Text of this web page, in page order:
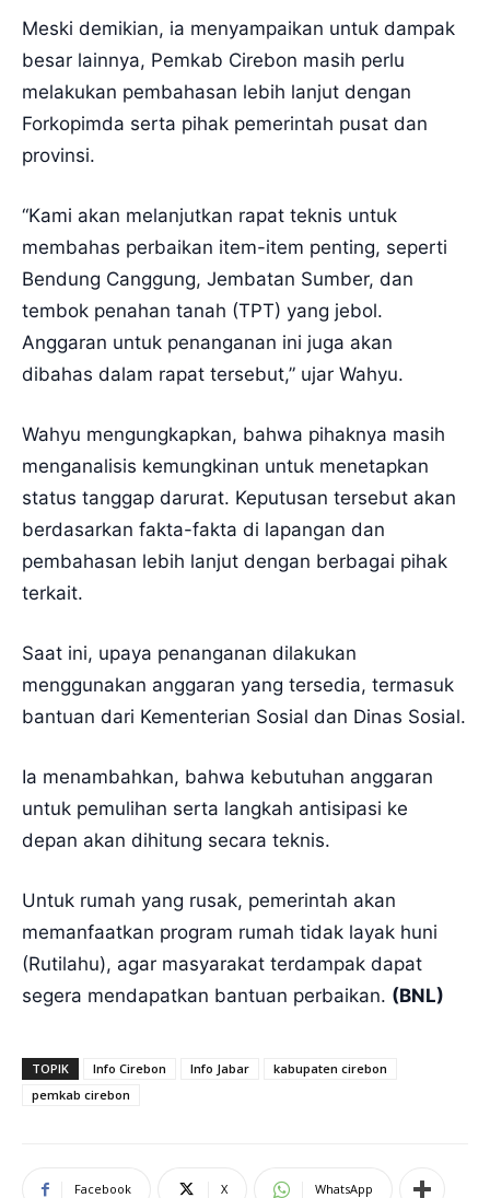
Meski demikian, ia menyampaikan untuk dampak
besar lainnya, Pemkab Cirebon masih perlu
melakukan pembahasan lebih lanjut dengan
Forkopimda serta pihak pemerintah pusat dan
provinsi.
“Kami akan melanjutkan rapat teknis untuk
membahas perbaikan item-item penting, seperti
Bendung Canggung, Jembatan Sumber, dan
tembok penahan tanah (TPT) yang jebol.
Anggaran untuk penanganan ini juga akan
dibahas dalam rapat tersebut,” ujar Wahyu.
Wahyu mengungkapkan, bahwa pihaknya masih
menganalisis kemungkinan untuk menetapkan
status tanggap darurat. Keputusan tersebut akan
berdasarkan fakta-fakta di lapangan dan
pembahasan lebih lanjut dengan berbagai pihak
terkait.
Saat ini, upaya penanganan dilakukan
menggunakan anggaran yang tersedia, termasuk
bantuan dari Kementerian Sosial dan Dinas Sosial.
Ia menambahkan, bahwa kebutuhan anggaran
untuk pemulihan serta langkah antisipasi ke
depan akan dihitung secara teknis.
Untuk rumah yang rusak, pemerintah akan
memanfaatkan program rumah tidak layak huni
(Rutilahu), agar masyarakat terdampak dapat
segera mendapatkan bantuan perbaikan. (BNL)
TOPIK Info Cirebon Info Jabar
kabupaten cirebon
pemkab cirebon
Facebook X WhatsApp